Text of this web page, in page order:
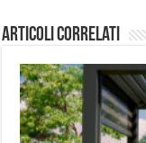
Articoli correlati